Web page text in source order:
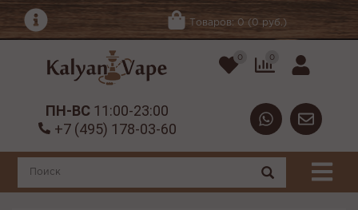
Товаров: 0 (0 руб.)
0 0
ПН-ВС 11:00-23:00
+7 (495) 178-03-60